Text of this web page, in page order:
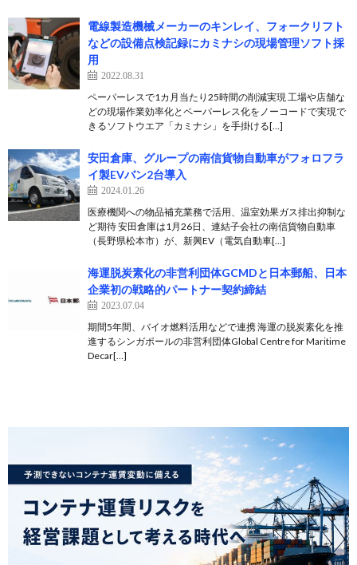
電線製造機械メーカーのキンレイ、フォークリフト
などの設備点検記録にカミナシの現場管理ソフト採
用
2022.08.31
ペーパーレスで1カ月当たり25時間の削減実現 工場や店舗な
どの現場作業効率化とペーパーレス化をノーコードで実現で
きるソフトウエア「カミナシ」を手掛ける[…]
安田倉庫、グループの南信貨物自動車がフォロフラ
イ製EVバン2台導入
2024.01.26
医療機関への物品補充業務で活用、温室効果ガス排出抑制な
ど期待 安田倉庫は1月26日、連結子会社の南信貨物自動車
（長野県松本市）が、新興EV（電気自動車[…]
海運脱炭素化の非営利団体GCMDと日本郵船、日本
企業初の戦略的パートナー契約締結
2023.07.04
期間5年間、バイオ燃料活用などで連携 海運の脱炭素化を推
進するシンガポールの非営利団体Global Centre for Maritime
Decar[…]